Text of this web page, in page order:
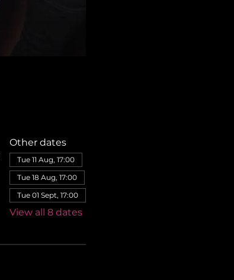
Other dates
Tue 11 Aug, 17:00
Tue 18 Aug, 17:00
Tue 01 Sept, 17:00
View all 8 dates